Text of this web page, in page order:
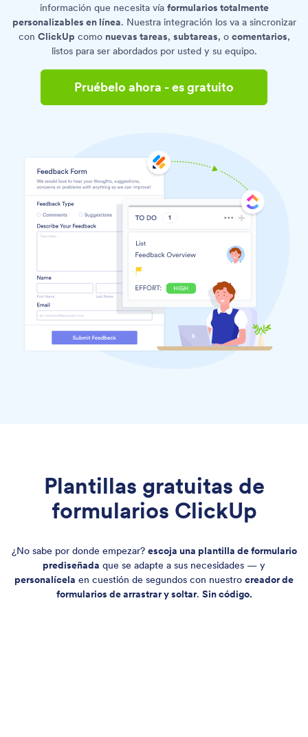
información que necesita vía formularios totalmente
personalizables en línea. Nuestra integración los va a sincronizar
con ClickUp como nuevas tareas, subtareas, o comentarios,
listos para ser abordados por usted y su equipo.
Pruébelo ahora - es gratuito
Plantillas gratuitas de
formularios ClickUp
¿No sabe por donde empezar? escoja una plantilla de formulario
prediseñada que se adapte a sus necesidades — y
personalícela en cuestión de segundos con nuestro creador de
formularios de arrastrar y soltar. Sin código.